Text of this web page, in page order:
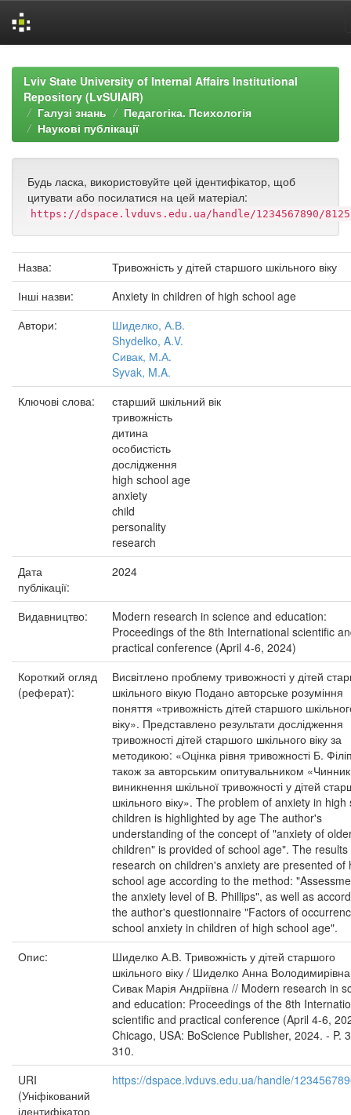
navigationLviv State University of Internal Affairs Institutional
Repository (LvSUIAIR)
Галузі знань
Педагогіка. Психологія
Наукові публікації
Будь ласка, використовуйте цей ідентифікатор, щоб
цитувати або посилатися на цей матеріал:
https://dspace.lvduvs.edu.ua/handle/1234567890/8125
Назва:
Тривожність у дітей старшого шкільного віку
Інші назви:
Anxiety in children of high school age
Автори:
Шиделко, А.В.
Shydelko, A.V.
Сивак, М.А.
Syvak, M.A.
Ключові слова:
старший шкільний вік
тривожність
дитина
особистість
дослідження
high school age
anxiety
child
personality
research
Дата
публікації:
2024
Видавництво:
Modern research in science and education:
Proceedings of the 8th International scientific
practical conference (April 4-6, 2024)
Короткий огляд
(реферат):
Висвітлено проблему тривожності у дітей
шкільного вікую Подано авторське розуміння
поняття «тривожність дітей старшого
віку». Представлено результати дослідження
тривожності дітей старшого шкільного віку за
методикою: «Оцінка рівня тривожності Б.
також за авторським опитувальником
виникнення шкільної тривожності у дітей
шкільного віку». The problem of anxiety in high
children is highlighted by age The author's
understanding of the concept of "anxiety of
children" is provided of school age". The results
research on children's anxiety are presented of
school age according to the method:
the anxiety level of B. Phillips", as well as
the author's questionnaire "Factors of
school anxiety in children of high school age".
Опис:
Шиделко А.В. Тривожність у дітей старшого
шкільного віку / Шиделко Анна
Сивак Марія Андріївна // Modern research in
and education: Proceedings of the 8th
scientific and practical conference (April 4-6,
Chicago, USA: BoScience Publisher, 2024. - P.
310.
URI
(Уніфікований
ідентифікатор
https://dspace.lvduvs.edu.ua/handle/